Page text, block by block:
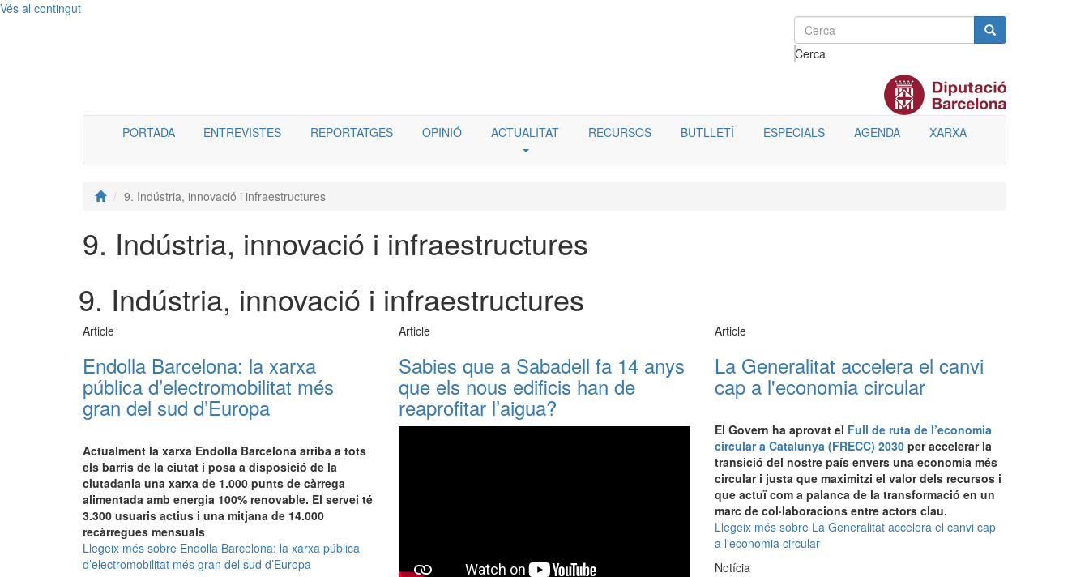
Vés al contingut
Cerca
Menú
PORTADA ENTREVISTES REPORTATGES OPINIÓ ACTUALITAT RECURSOS BUTLLETÍ ESPECIALS AGENDA XARXA
9. Indústria, innovació i infraestructures
9. Indústria, innovació i infraestructures
9. Indústria, innovació i infraestructures
Article
Endolla Barcelona: la xarxa
pública d’electromobilitat més
gran del sud d’Europa
Actualment la xarxa Endolla Barcelona arriba a tots
els barris de la ciutat i posa a disposició de la
ciutadania una xarxa de 1.000 punts de càrrega
alimentada amb energia 100% renovable. El servei té
3.300 usuaris actius i una mitjana de 14.000
recàrregues mensuals
Llegeix més sobre Endolla Barcelona: la xarxa pública
d’electromobilitat més gran del sud d’Europa
Article
Sabies que a Sabadell fa 14 anys
que els nous edificis han de
reaprofitar l’aigua?
Article
La Generalitat accelera el canvi
cap a l'economia circular
El Govern ha aprovat el Full de ruta de l’economia
circular a Catalunya (FRECC) 2030 per accelerar la
transició del nostre país envers una economia més
circular i justa que maximitzi el valor dels recursos i
que actuï com a palanca de la transformació en un
marc de col·laboracions entre actors clau.
Llegeix més sobre La Generalitat accelera el canvi cap
a l'economia circular
Notícia